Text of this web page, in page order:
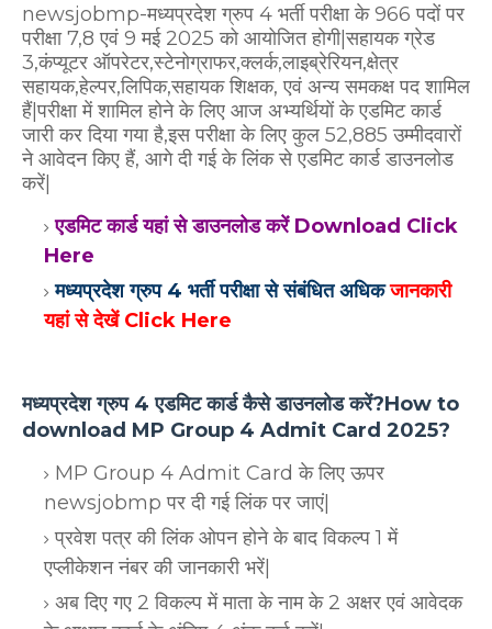
newsjobmp-मध्यप्रदेश ग्रुप 4 भर्ती परीक्षा के 966 पदों पर
परीक्षा 7,8 एवं 9 मई 2025 को आयोजित होगी|सहायक ग्रेड
3,कंप्यूटर ऑपरेटर,स्टेनोग्राफर,क्लर्क,लाइब्रेरियन,क्षेत्र
सहायक,हेल्पर,लिपिक,सहायक शिक्षक, एवं अन्य समकक्ष पद शामिल
हैं|परीक्षा में शामिल होने के लिए आज अभ्यर्थियों के एडमिट कार्ड
जारी कर दिया गया है,इस परीक्षा के लिए कुल 52,885 उम्मीदवारों
ने आवेदन किए हैं, आगे दी गई के लिंक से एडमिट कार्ड डाउनलोड
करें|
एडमिट कार्ड यहां से डाउनलोड करें Download Click
Here
मध्यप्रदेश ग्रुप 4 भर्ती परीक्षा से संबंधित अधिकजानकारी
यहां से देखें Click Here
मध्यप्रदेश ग्रुप 4 एडमिट कार्ड कैसे डाउनलोड करें?How to
download MP Group 4 Admit Card 2025?
MP Group 4 Admit Card के लिए ऊपर
newsjobmp पर दी गई लिंक पर जाएं|
प्रवेश पत्र की लिंक ओपन होने के बाद विकल्प 1 में
एप्लीकेशन नंबर की जानकारी भरें|
अब दिए गए 2 विकल्प में माता के नाम के 2 अक्षर एवं आवेदक